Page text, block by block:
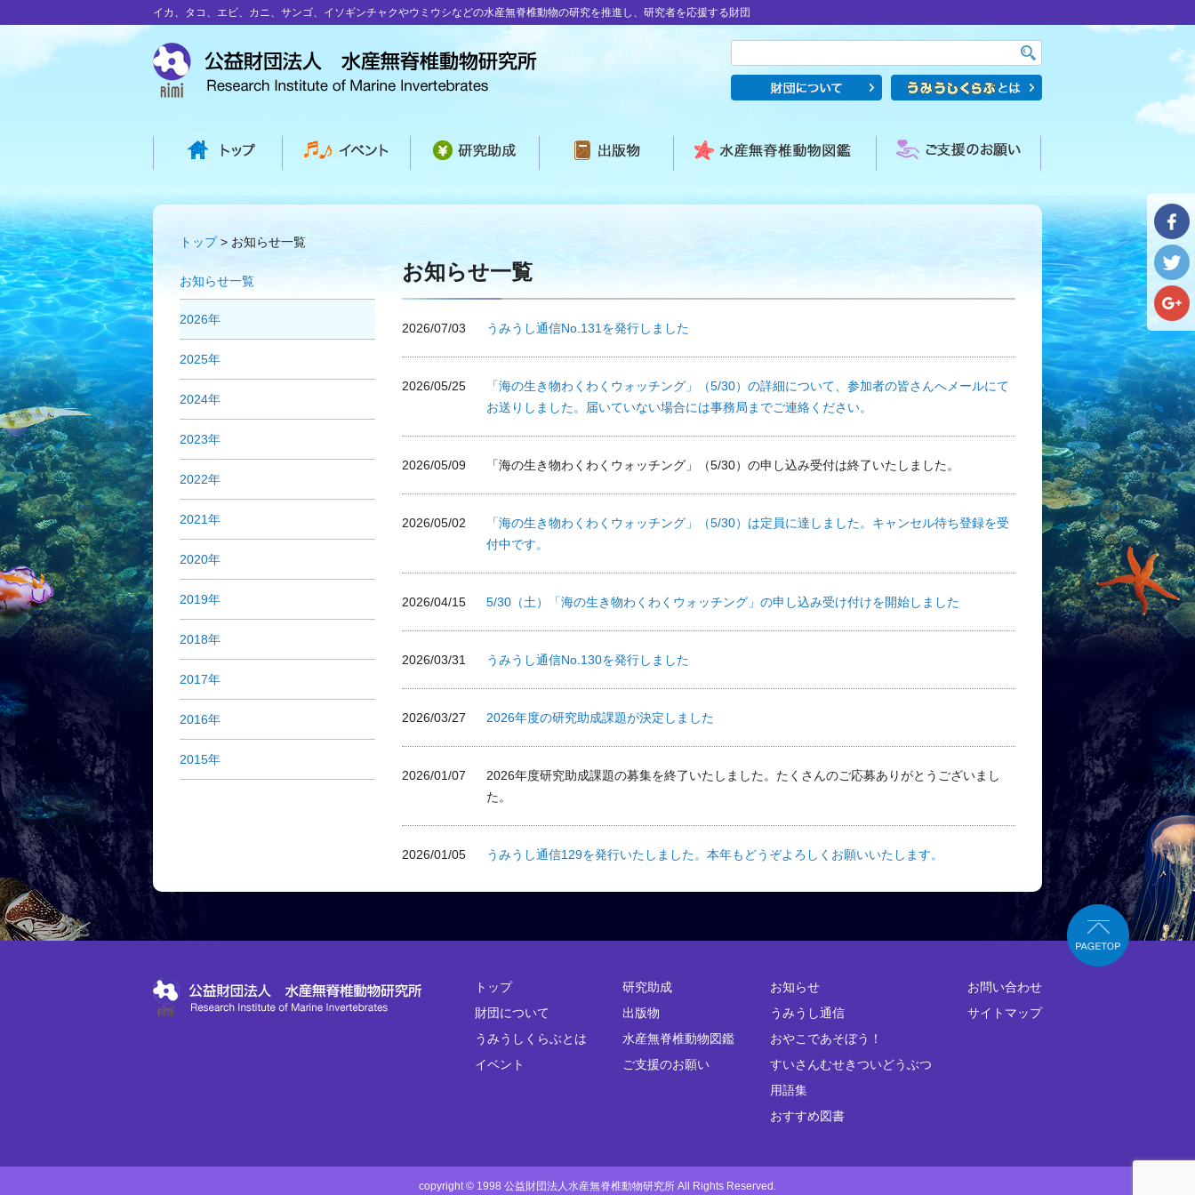
イカ、タコ、エビ、カニ、サンゴ、イソギンチャクやウミウシなどの水産無脊椎動物の研究を推進し、研究者を応援する財団
トップ お知らせ一覧
お知らせ一覧
2026年
2025年
2024年
2023年
2022年
2021年
2020年
2019年
2018年
2017年
2016年
2015年
お知らせ一覧
2026/07/03 うみうし通信No.131を発行しました
2026/05/25
「海の生き物わくわくウォッチング」（5/30）の詳細について、参加者の皆さんへメールにて
お送りしました。届いていない場合には事務局までご連絡ください。
2026/05/09 「海の生き物わくわくウォッチング」（5/30）の申し込み受付は終了いたしました。
2026/05/02
「海の生き物わくわくウォッチング」（5/30）は定員に達しました。キャンセル待ち登録を受
付中です。
2026/04/15 5/30（土）「海の生き物わくわくウォッチング」の申し込み受け付けを開始しました
2026/03/31 うみうし通信No.130を発行しました
2026/03/27 2026年度の研究助成課題が決定しました
2026/01/07
2026年度研究助成課題の募集を終了いたしました。たくさんのご応募ありがとうございまし
た。
2026/01/05 うみうし通信129を発行いたしました。本年もどうぞよろしくお願いいたします。
トップ
財団について
うみうしくらぶとは
イベント
研究助成
出版物
水産無脊椎動物図鑑
ご支援のお願い
お知らせ
うみうし通信
おやこであそぼう！
すいさんむせきついどうぶつ
用語集
おすすめ図書
お問い合わせ
サイトマップ
copyright © 1998 公益財団法人水産無脊椎動物研究所 All Rights Reserved.